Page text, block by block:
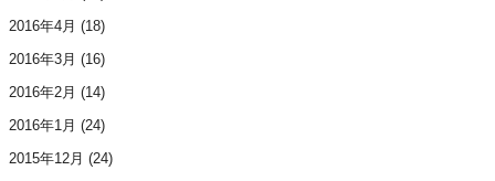
2016年4月 (18)
2016年3月 (16)
2016年2月 (14)
2016年1月 (24)
2015年12月 (24)